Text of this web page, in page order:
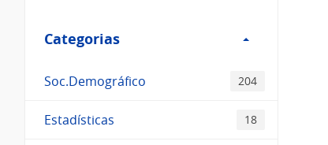
Categorias
Categorias
Soc.Demográfico 204
Estadísticas 18